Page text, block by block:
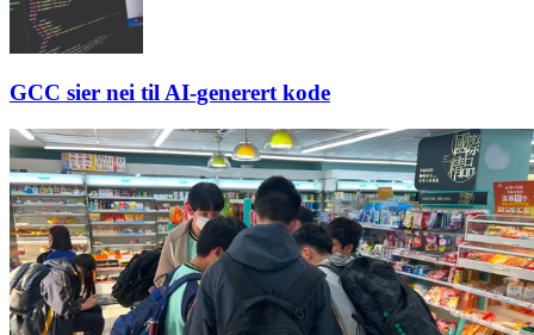
GCC sier nei til AI-generert kode